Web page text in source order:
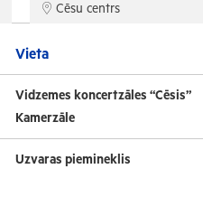
Cēsu centrs
Vieta
Vidzemes koncertzāles “Cēsis”
Kamerzāle
Uzvaras piemineklis